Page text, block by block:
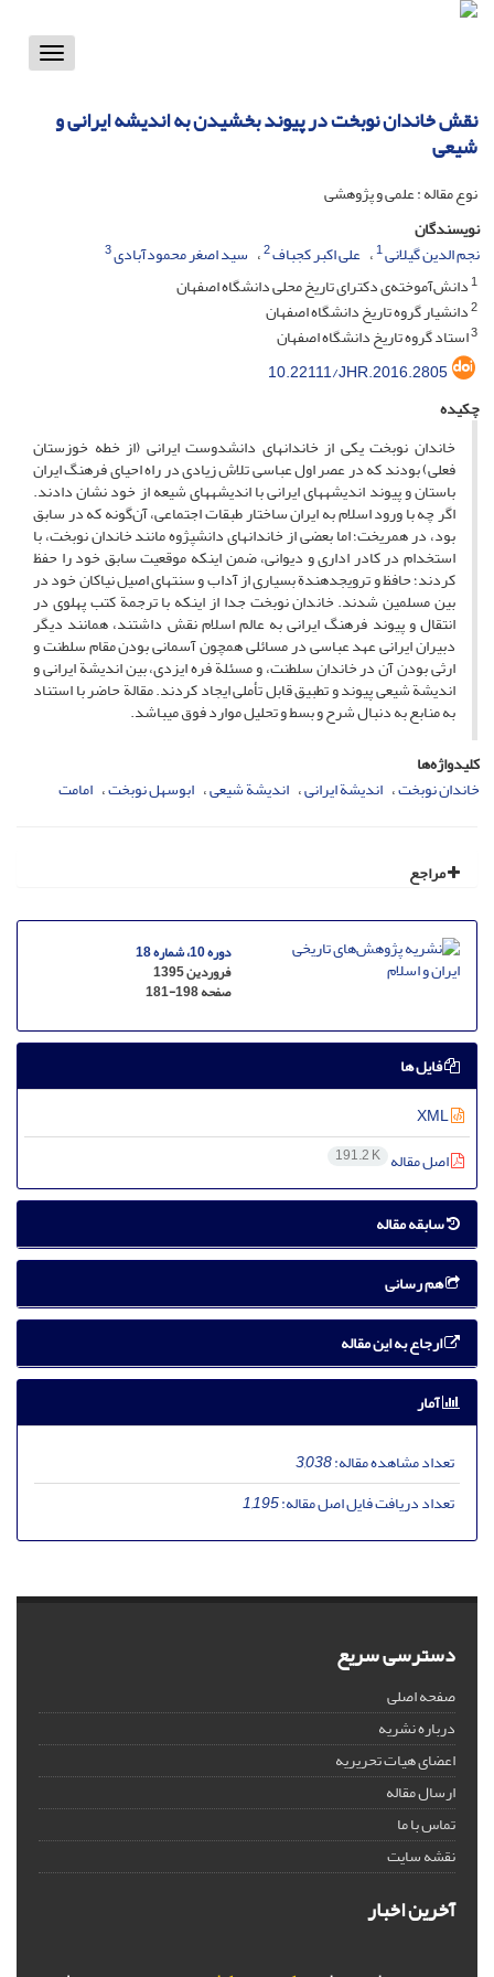
Toggle
نقش خاندان نوبخت در پیوند بخشیدن به اندیشه ایرانی و
شیعی
نوع مقاله : علمی و پژوهشی
نویسندگان
نجم الدین گیلانی1 علی اکبر کجباف2 سید اصغر محمودآبادی3
1دانش‌آموخته‌ی دکترای تاریخ محلی دانشگاه اصفهان
2دانشیار گروه تاریخ دانشگاه اصفهان
3استاد گروه تاریخ دانشگاه اصفهان
10.22111/JHR.2016.2805
چکیده
خاندان نوبخت یکی از خاندان­های دانش­دوست ایرانی (از خطه خوزستان
فعلی)­ بودند که در عصر اول عباسی تلاش زیادی در راه احیای فرهنگ ایران
باستان و پیوند اندیشه­های ایرانی با اندیشه­های شیعه از خود نشان دادند.
اگر چه با ورود اسلام به ایران ساختار طبقات اجتماعی، آن‌گونه که در سابق
بود، در هم­ریخت؛ اما بعضی از خاندان­های دانش­پژوه مانند خاندان نوبخت، با
استخدام در کادر اداری و دیوانی، ضمن این­که موقعیت سابق خود را حفظ
کردند؛ حافظ و ترویج­دهندة بسیاری از آداب و سنت­های اصیل نیاکان خود در
بین مسلمین شدند. خاندان نوبخت جدا از اینکه با ترجمة کتب پهلوی در
انتقال و پیوند فرهنگ ایرانی به عالم اسلام نقش داشتند، همانند دیگر
دبیران ایرانی عهد عباسی در مسائلی همچون آسمانی بودن مقام سلطنت و
ارثی بودن آن در خاندان سلطنت، و مسئلة فره ایزدی، بین اندیشة ایرانی و
اندیشة شیعی پیوند و تطبیق قابل تأملی ایجاد کردند. مقالة حاضر با استناد
به منابع به دنبال شرح و بسط و تحلیل موارد فوق می­باشد.
کلیدواژه‌ها
خاندان نوبخت اندیشة ایرانی اندیشة شیعی ابوسهل نوبخت امامت
مراجع
دوره 10، شماره 18
فروردین 1395
صفحه181-198
فایل ها
اصل مقاله 191.2 K
سابقه مقاله
هم رسانی
ارجاع به این مقاله
آمار
تعداد مشاهده مقاله:3,038
تعداد دریافت فایل اصل مقاله:1,195
دسترسی سریع
صفحه اصلی
درباره نشریه
اعضای هیات تحریریه
ارسال مقاله
تماس با ما
نقشه سایت
آخرین اخبار